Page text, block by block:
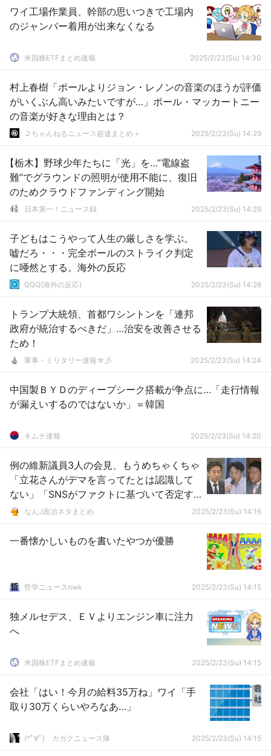
ワイ工場作業員、幹部の思いつきで工場内
のジャンバー着用が出来なくなる
米国株ETFまとめ速報 2025/2/23(Su) 14:30
村上春樹「ポールよりジョン・レノンの音楽のほうが評価
がいくぶん高いみたいですが…」ポール・マッカートニー
の音楽が好きな理由とは？
２ちゃんねるニュース超速まとめ＋ 2025/2/23(Su) 14:29
【栃木】野球少年たちに「光」を…”電線盗
難”でグラウンドの照明が使用不能に、復旧
のためクラウドファンディング開始
日本第一！ニュース録 2025/2/23(Su) 14:29
子どもはこうやって人生の厳しさを学ぶ。
嘘だろ・・・完全ボールのストライク判定
に唖然とする。海外の反応
QQQ(海外の反応) 2025/2/23(Su) 14:26
トランプ大統領、首都ワシントンを「連邦
政府が統治するべきだ」…治安を改善させる
ため！
軍事・ミリタリー速報☆彡 2025/2/23(Su) 14:24
中国製ＢＹＤのディープシーク搭載が争点に…「走行情報
が漏えいするのではないか」＝韓国
キムチ速報 2025/2/23(Su) 14:20
例の維新議員3人の会見、もうめちゃくちゃ
「立花さんがデマを言ってたとは認識して
ない」「SNSがファクトに基づいて否定す
ることもある」
なんJ政治ネタまとめ 2025/2/23(Su) 14:16
一番懐かしいものを書いたやつが優勝
哲学ニュースnwk 2025/2/23(Su) 14:15
独メルセデス、ＥＶよりエンジン車に注力
へ
米国株ETFまとめ速報 2025/2/23(Su) 14:15
会社「はい！今月の給料35万ね」ワイ「手
取り30万くらいやろなあ…」
(*ﾟ∀ﾟ)ゞカガクニュース隊 2025/2/23(Su) 14:15